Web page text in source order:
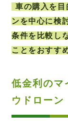
車の購入を
ンを中心に検
条件を比較し
ことをおすす
低金利のマ
ウドローン